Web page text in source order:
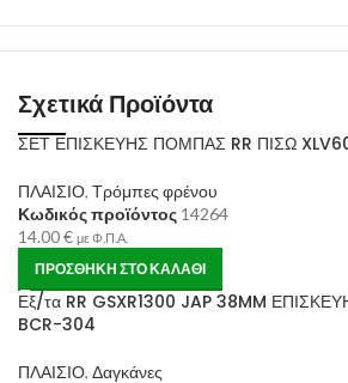
Σχετικά Προϊόντα
ΣΕΤ ΕΠΙΣΚΕΥΗΣ ΠΟΜΠΑΣ RR ΠΙΣΩ
ΠΛΑΙΣΙΟ, Τρόμπες φρένου
Κωδικός προϊόντος 14264
14.00€ με Φ.Π.Α.
ΠΡΟΣΘΉΚΗ ΣΤΟ ΚΑΛΆΘΙ
Εξ/τα RR GSXR1300 JAP 38MM
BCR-304
ΠΛΑΙΣΙΟ, Δαγκάνες